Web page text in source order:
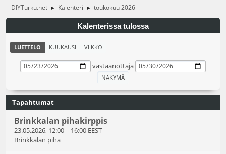
DIYTurku.net ► Kalenteri ► toukokuu 2026
Kalenterissa tulossa
LUETTELO KUUKAUSI VIIKKO
vastaanottaja
Tapahtumat
Brinkkalan pihakirppis
23.05.2026, 12:00– 16:00 EEST
Brinkkalan piha